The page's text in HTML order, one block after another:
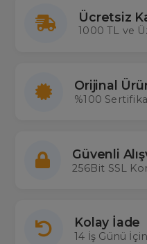
Ücretsiz
1000 TL ve
Orijinal
%100
Güvenli
256Bit SSL
Kolay İade
14 İş Günü